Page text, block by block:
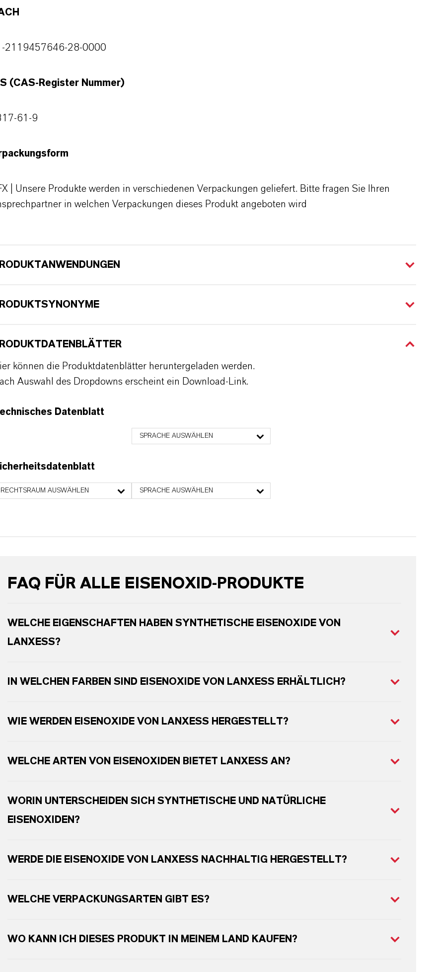
2119457646-28-0000
(CAS-Register Nummer)
61-9
| Unsere Produkte werden in verschiedenen Verpackungen geliefert. Bitte fragen Sie Ihren
in welchen Verpackungen dieses Produkt angeboten wird
können die Produktdatenblätter heruntergeladen werden.
Auswahl des Dropdowns erscheint ein Download-Link.
Datenblatt
SPRACHE AUSWÄHLEN
RECHTSRAUM AUSWÄHLEN SPRACHE AUSWÄHLEN
FAQ FÜR ALLE EISENOXID-PRODUKTE
WELCHE EIGENSCHAFTEN HABEN SYNTHETISCHE EISENOXIDE VON
LANXESS?
IN WELCHEN FARBEN SIND EISENOXIDE VON LANXESS ERHÄLTLICH?
WIE WERDEN EISENOXIDE VON LANXESS HERGESTELLT?
WELCHE ARTEN VON EISENOXIDEN BIETET LANXESS AN?
WORIN UNTERSCHEIDEN SICH SYNTHETISCHE UND NATÜRLICHE
EISENOXIDEN?
WERDE DIE EISENOXIDE VON LANXESS NACHHALTIG HERGESTELLT?
WELCHE VERPACKUNGSARTEN GIBT ES?
WO KANN ICH DIESES PRODUKT IN MEINEM LAND KAUFEN?